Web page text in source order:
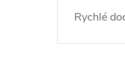
Rychlé